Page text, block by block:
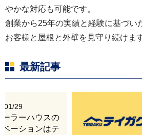
やかな対応も可能です。
創業から25年の実績と経験に基づい
お客様と屋根と外壁を見守り続けます
最新記事
01/29
ーラーハウスの
ベーションはテ